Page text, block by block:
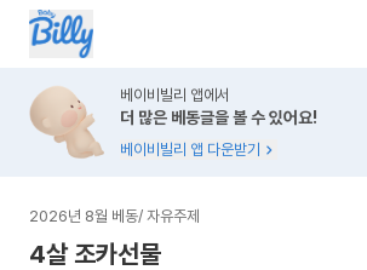
베이비빌리 앱에서
더 많은 베동글을 볼 수 있어요!
베이비빌리 앱 다운받기
2026년 8월 베동/ 자유주제
4살 조카선물